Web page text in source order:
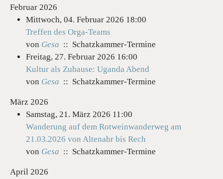
Februar 2026
Mittwoch, 04. Februar 2026 18:00
Treffen des Orga-Teams
von Gesa :: Schatzkammer-Termine
Freitag, 27. Februar 2026 16:00
Kultur als Zuhause: Uganda Abend
von Gesa :: Schatzkammer-Termine
März 2026
Samstag, 21. März 2026 11:00
Wanderung auf dem Rotweinwanderweg am
21.03.2026 von Altenahr bis Rech
von Gesa :: Schatzkammer-Termine
April 2026